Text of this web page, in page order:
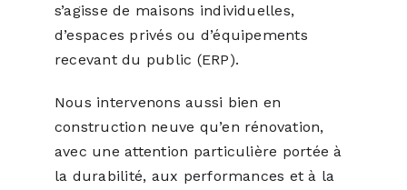
s’agisse de maisons individuelles,
d’espaces privés ou d’équipements
recevant du public (ERP).
Nous intervenons aussi bien en
construction neuve qu’en rénovation,
avec une attention particulière portée à
la durabilité, aux performances et à la